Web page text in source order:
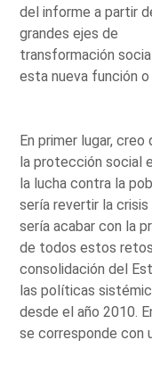
del informe a partir
grandes ejes de
transformación
esta nueva función
En primer lugar,
la protección social
la lucha contra la
sería revertir la
sería acabar con la
de todos estos
consolidación del
las políticas
desde el año 2010.
se corresponde con